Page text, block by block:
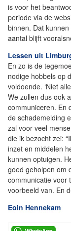
is voor het
periode via de
binnen. Dat
aantal blijft
Lessen uit
En zo is de
nodige hobbels op
voldoende. ‘Niet
We zullen dus ook
communiceren. En
de schademelding
zal voor veel
die ik bezocht zei:
inzet en middelen
kunnen optuigen.
goed geholpen om
communicatie voor
voorbeeld van. En
Eoin Hennekam